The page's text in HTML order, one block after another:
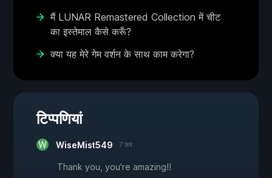
मैं LUNAR Remastered Collection में चीट
का इस्तेमाल कैसे करूँ?
क्या यह मेरे गेम वर्शन के साथ काम करेगा?
टिप्पणियां
WiseMist549 7 फ़र.
Thank you, you're amazing!!